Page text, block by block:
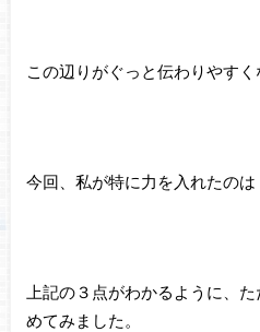
この辺りがぐっと伝わりやすく
今回、私が特に力を入れたのは
上記の３点がわかるように、
めてみました。